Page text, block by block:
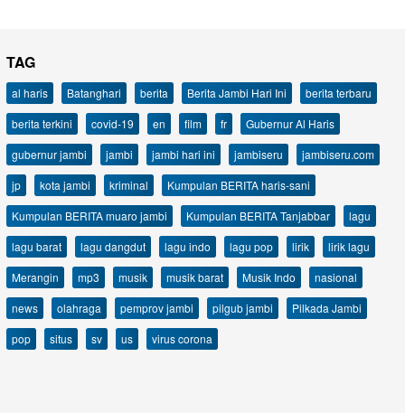
TAG
al haris Batanghari berita Berita Jambi Hari Ini
berita terbaru
berita terkini
covid-19 en film fr
Gubernur Al Haris
gubernur jambi
jambi jambi hari ini jambiseru
jambiseru.com
jp
kota jambi kriminal
Kumpulan BERITA haris-sani
Kumpulan BERITA muaro jambi
Kumpulan BERITA Tanjabbar
lagu
lagu barat
lagu dangdut lagu indo lagu pop lirik
lirik lagu
Merangin
mp3 musik musik barat Musik Indo
nasional
news
olahraga pemprov jambi pilgub jambi
Pilkada Jambi
pop
situs sv us virus corona